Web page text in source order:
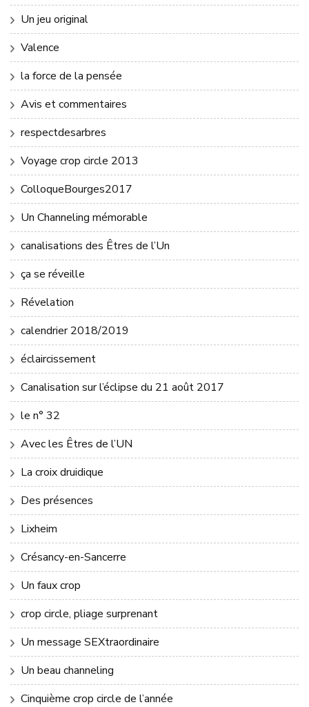
Un jeu original
Valence
la force de la pensée
Avis et commentaires
respectdesarbres
Voyage crop circle 2013
ColloqueBourges2017
Un Channeling mémorable
canalisations des Êtres de l’Un
ça se réveille
Révelation
calendrier 2018/2019
éclaircissement
Canalisation sur l’éclipse du 21 août 2017
le n° 32
Avec les Êtres de l’UN
La croix druidique
Des présences
Lixheim
Crésancy-en-Sancerre
Un faux crop
crop circle, pliage surprenant
Un message SEXtraordinaire
Un beau channeling
Cinquième crop circle de l’année